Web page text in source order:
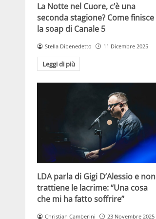
La Notte nel Cuore, c’è una
seconda stagione? Come finisce
la soap di Canale 5
Stella Dibenedetto 11 Dicembre 2025
Leggi di più
LDA parla di Gigi D’Alessio e non
trattiene le lacrime: “Una cosa
che mi ha fatto soffrire”
Christian Camberini 23 Novembre 2025